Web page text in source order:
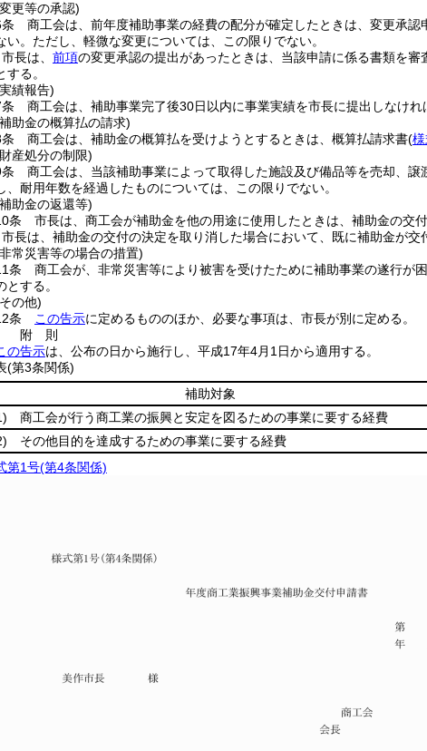
更等の承認)
商工会は、前年度補助事業の経費の配分が確定したときは、変更承認
い。 ただし、軽微な変更については、この限りでない。
市長は、 前項の変更承認の提出があったときは、当該申請に係る書類を
する。
績報告)
商工会は、補助事業完了後30日以内に事業実績を市長に提出しなけれ
助金の概算払の請求)
商工会は、補助金の概算払を受けようとするときは、概算払請求書(
産処分の制限)
商工会は、当該補助事業によって取得した施設及び備品等を売却、
、耐用年数を経過したものについては、この限りでない。
助金の返還等)
条
市長は、商工会が補助金を他の用途に使用したときは、補助金の交
市長は、補助金の交付の決定を取り消した場合において、既に補助金が交
常災害等の場合の措置)
条
商工会が、非常災害等により被害を受けたために補助事業の遂行が
とする。
の他)
条
この告示に定めるもののほか、必要な事項は、市長が別に定める。
附 則
の告示は、公布の日から施行し、平成17年4月1日から適用する。
(第3条関係)
補助対象
商工会が行う商工業の振興と安定を図るための事業に要する経費
その他目的を達成するための事業に要する経費
第1号(第4条関係)